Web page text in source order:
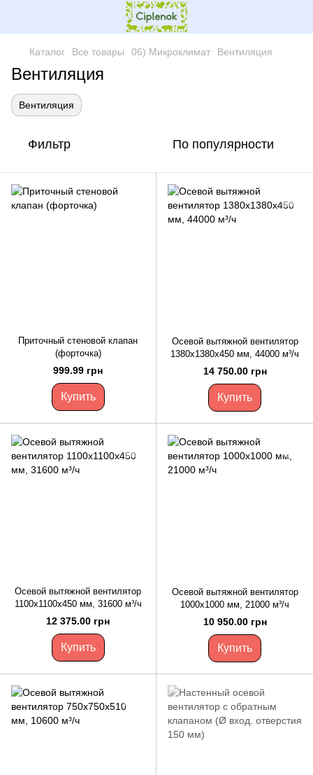
Каталог Все товары 06) Микроклимат Вентиляция
Вентиляция
Вентиляция
Фильтр По популярности
Приточный стеновой клапан
(форточка)
999.99 грн
Купить
Осевой вытяжной вентилятор
1380х1380х450 мм, 44000 м³/ч
14 750.00 грн
Купить
Осевой вытяжной вентилятор
1100х1100х450 мм, 31600 м³/ч
12 375.00 грн
Купить
Осевой вытяжной вентилятор
1000х1000 мм, 21000 м³/ч
10 950.00 грн
Купить